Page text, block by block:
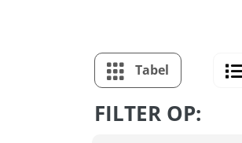
Tabel
FILTER OP: